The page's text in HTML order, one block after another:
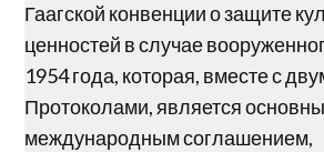
Гаагской конвенции о защите
ценностей в случае
1954 года, которая, вместе с
Протоколами, является
международным соглашением,